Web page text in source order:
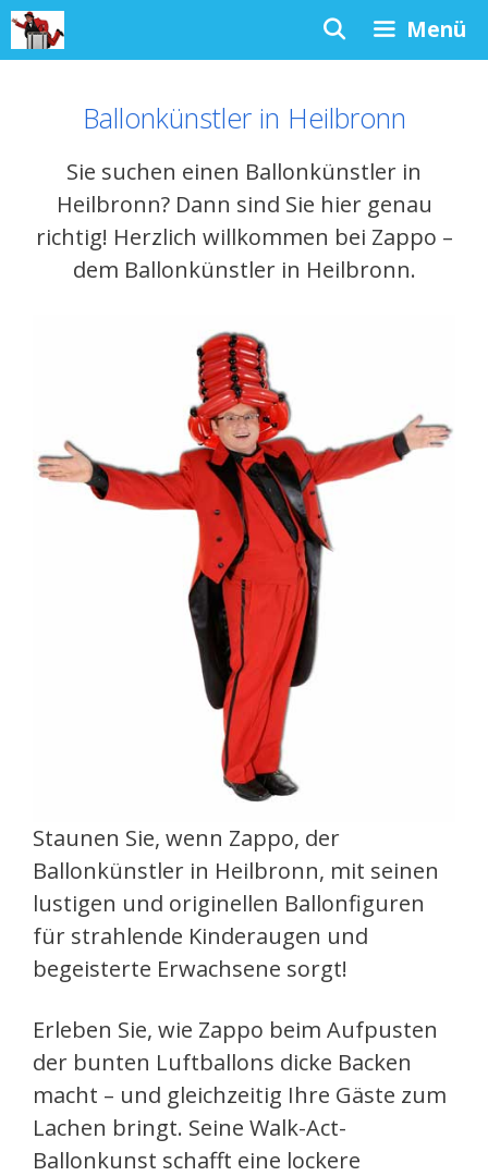
Zum
Inhalt
Menü
Ballonkünstler in Heilbronn
Sie suchen einen Ballonkünstler in
Heilbronn? Dann sind Sie hier genau
richtig! Herzlich willkommen bei Zappo –
dem Ballonkünstler in Heilbronn.
Staunen Sie, wenn Zappo, der
Ballonkünstler in Heilbronn, mit seinen
lustigen und originellen Ballonfiguren
für strahlende Kinderaugen und
begeisterte Erwachsene sorgt!
Erleben Sie, wie Zappo beim Aufpusten
der bunten Luftballons dicke Backen
macht – und gleichzeitig Ihre Gäste zum
Lachen bringt. Seine Walk-Act-
Ballonkunst schafft eine lockere